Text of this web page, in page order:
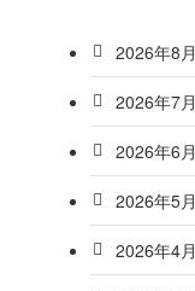
2026年8月
2026年7月
2026年6月
2026年5月
2026年4月